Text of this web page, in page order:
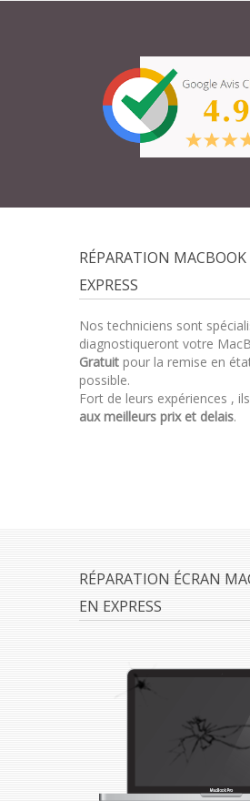
RÉPARATION
EXPRESS
Nos techniciens sont
diagnostiqueront votre
Gratuit pour la remise en
possible.
Fort de leurs expériences ,
aux meilleurs prix et delais.
RÉPARATION ÉCRAN
EN EXPRESS